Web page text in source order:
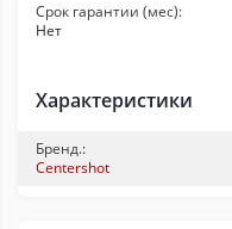
Срок гарантии (мес):
Нет
Характеристики
Бренд.:
Centershot